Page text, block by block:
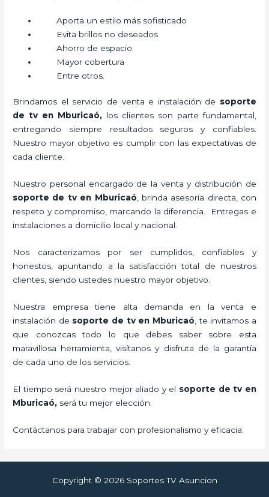
Aporta un estilo más sofisticado
Evita brillos no deseados
Ahorro de espacio
Mayor cobertura
Entre otros.
Brindamos el servicio de venta e instalación de soporte
de tv en Mburicaó, los clientes son parte fundamental,
entregando siempre resultados seguros y confiables.
Nuestro mayor objetivo es cumplir con las expectativas de
cada cliente.
Nuestro personal encargado de la venta y distribución de
soporte de tv en Mburicaó, brinda asesoría directa, con
respeto y compromiso, marcando la diferencia. Entregas e
instalaciones a domicilio local y nacional.
Nos caracterizamos por ser cumplidos, confiables y
honestos, apuntando a la satisfacción total de nuestros
clientes, siendo ustedes nuestro mayor objetivo.
Nuestra empresa tiene alta demanda en la venta e
instalación de soporte de tv en Mburicaó , te invitamos a
que conozcas todo lo que debes saber sobre esta
maravillosa herramienta, visítanos y disfruta de la garantía
de cada uno de los servicios.
El tiempo será nuestro mejor aliado y el soporte de tv en
Mburicaó, será tu mejor elección.
Contáctanos para trabajar con profesionalismo y eficacia.
Copyright © 2026 Soportes TV Asuncion